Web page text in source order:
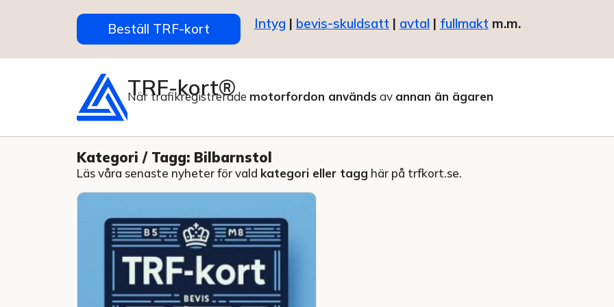
Beställ TRF-kort Intyg | bevis-skuldsatt | avtal | fullmakt m.m.
TRF-kort®
När trafikregistrerade motorfordon används av annan än ägaren
Kategori / Tagg: Bilbarnstol
Läs våra senaste nyheter för vald kategori eller tagg här på trfkort.se.